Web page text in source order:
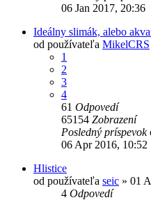
06 Jan 2017, 20:36
Ideálny slimák, alebo
od používateľa MikelCRS
1
2
3
4
61 Odpovedí
65154 Zobrazení
Posledný príspevok
06 Apr 2016, 10:52
Hlistice
od používateľa seic » 01
4 Odpovedí